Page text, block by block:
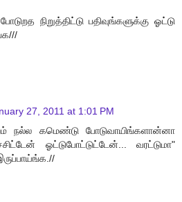
நிறுத்திட்டு பதிவுங்களுக்கு ஓட்டு
27, 2011 at 1:01 PM
நல்ல கமெண்டு போடுவாயிங்களான்னா
ஓட்டுபோட்டுட்டேன்... வரட்டுமா"